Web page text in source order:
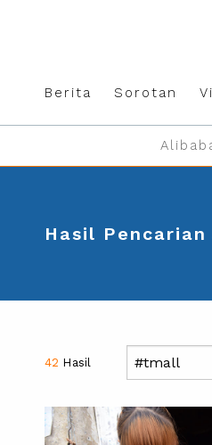
Berita Sorotan
Hasil Pencarian
42 Hasil